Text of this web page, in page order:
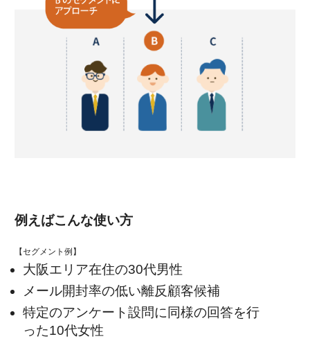
例えばこんな使い方
【セグメント例】
大阪エリア在住の30代男性
メール開封率の低い離反顧客候補
特定のアンケート設問に同様の回答を行
った10代女性